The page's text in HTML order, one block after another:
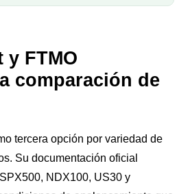
y FTMO
comparación de
tercera opción por variedad de
Su documentación oficial
NDX100, US30 y